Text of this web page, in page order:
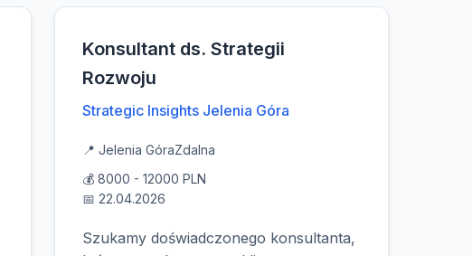
Konsultant ds. Strategii
Rozwoju
Strategic Insights Jelenia Góra
📍 Jelenia GóraZdalna
💰 8000 - 12000 PLN
📅 22.04.2026
Szukamy doświadczonego konsultanta,